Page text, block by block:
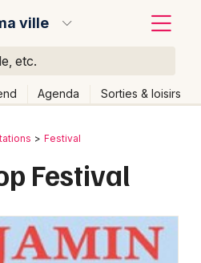
ville
etc.
Agenda Sorties & loisirs
Festival
Festival
week-end Autre